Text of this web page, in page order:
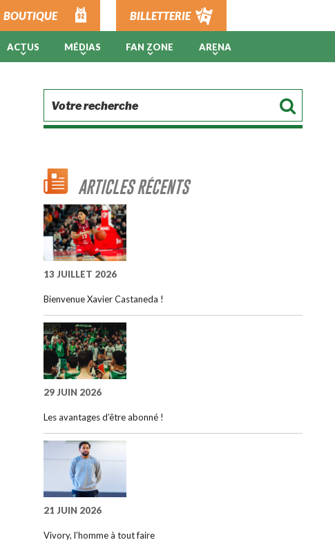
BOUTIQUE BILLETTERIE
ACTUS MÉDIAS FAN ZONE ARENA
ARTICLES RÉCENTS
13 JUILLET 2026
Bienvenue Xavier Castaneda !
29 JUIN 2026
Les avantages d’être abonné !
21 JUIN 2026
Vivory, l’homme à tout faire